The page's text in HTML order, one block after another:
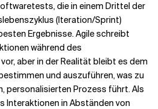
die in einem Drittel der
(Iteration/Sprint)
Ergebnisse. Agile schreibt
während des
aber in der Realität bleibt es dem
und auszuführen, was zu
personalisierten Prozess führt. Als
Interaktionen in Abständen von